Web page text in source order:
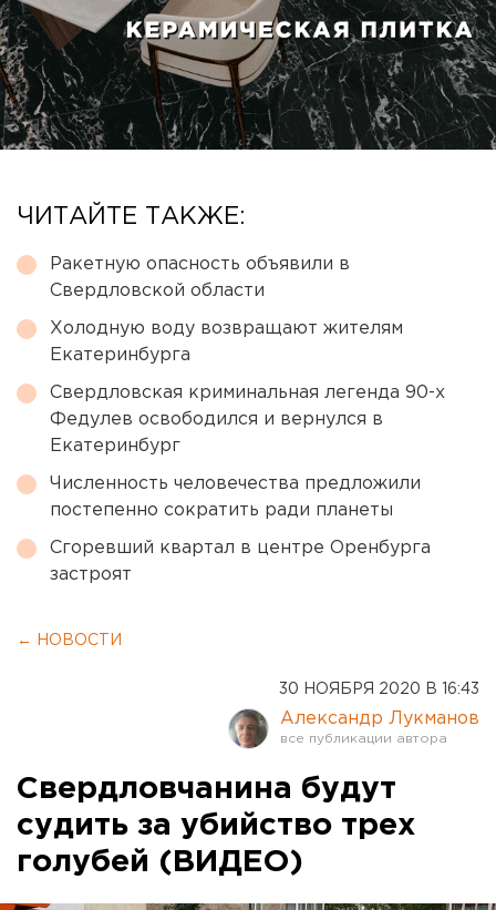
ЧИТАЙТЕ ТАКЖЕ:
Ракетную опасность объявили в
Свердловской области
Холодную воду возвращают жителям
Екатеринбурга
Свердловская криминальная легенда 90-х
Федулев освободился и вернулся в
Екатеринбург
Численность человечества предложили
постепенно сократить ради планеты
Сгоревший квартал в центре Оренбурга
застроят
← НОВОСТИ
30 НОЯБРЯ 2020 В 16:43
Александр Лукманов
Свердловчанина будут
судить за убийство трех
голубей (ВИДЕО)